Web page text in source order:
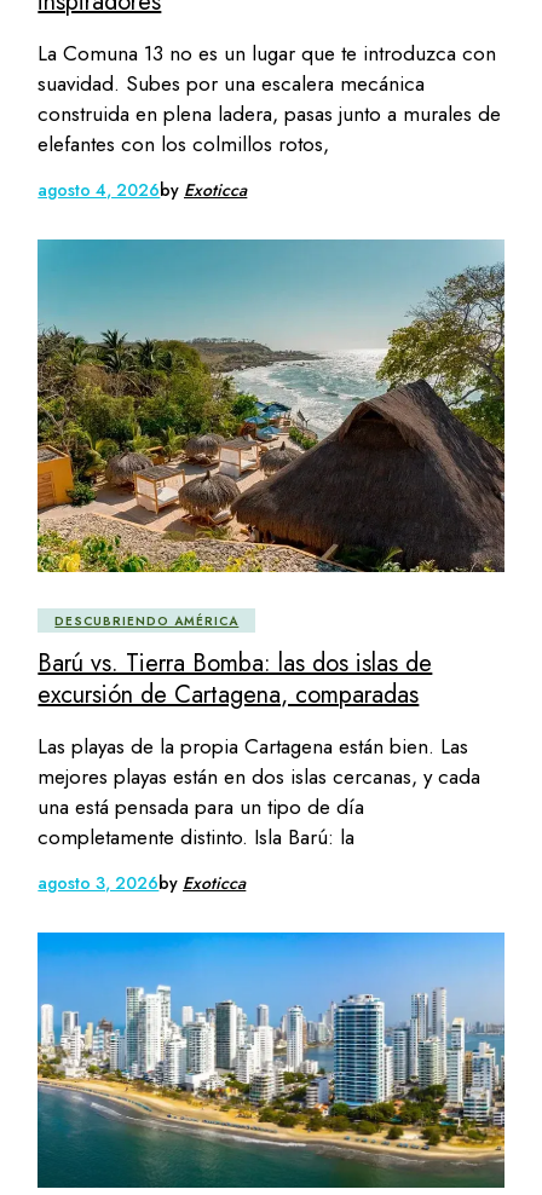
La Comuna 13 no es un lugar que te introduzca con
suavidad. Subes por una escalera mecánica
construida en plena ladera, pasas junto a murales de
elefantes con los colmillos rotos,
agosto 4, 2026by Exoticca
DESCUBRIENDO AMÉRICA
Barú vs. Tierra Bomba: las dos islas de
excursión de Cartagena, comparadas
Las playas de la propia Cartagena están bien. Las
mejores playas están en dos islas cercanas, y cada
una está pensada para un tipo de día
completamente distinto. Isla Barú: la
agosto 3, 2026by Exoticca